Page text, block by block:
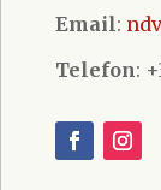
Email:
Telefon: